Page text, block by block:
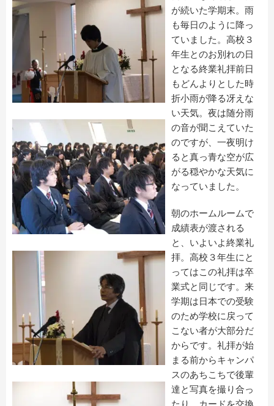
が続いた学期末。雨
も毎日のように降っ
ていました。高校３
年生とのお別れの日
となる終業礼拝前日
もどんよりとした時
折小雨が降る冴えな
い天気。夜は随分雨
の音が聞こえていた
のですが、一夜明け
ると真っ青な空が広
がる穏やかな天気に
なっていました。
朝のホームルームで
成績表が渡される
と、いよいよ終業礼
拝。高校３年生にと
ってはこの礼拝は卒
業式と同じです。来
学期は日本での受験
のため学校に戻って
こない者が大部分だ
からです。礼拝が始
まる前からキャンパ
スのあちこちで後輩
達と写真を撮り合っ
たり、カードを交換